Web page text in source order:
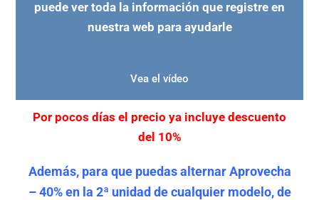
puede ver toda la información que registre en
nuestra web para ayudarle
Vea el vídeo
Por pocos días el precio ya incluye descuento
del 10%
Además, para que puedas alternar Aprovecha
– 40% en la 2ª unidad de cualquier modelo, de